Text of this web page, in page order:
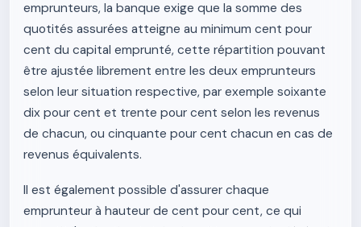
emprunteurs, la banque exige que la somme des
quotités assurées atteigne au minimum cent pour
cent du capital emprunté, cette répartition pouvant
être ajustée librement entre les deux emprunteurs
selon leur situation respective, par exemple soixante
dix pour cent et trente pour cent selon les revenus
de chacun, ou cinquante pour cent chacun en cas de
revenus équivalents.
Il est également possible d'assurer chaque
emprunteur à hauteur de cent pour cent, ce qui